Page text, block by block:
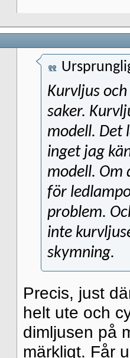
Kurvljus
saker.
modell. Det
inget jag
modell. Om
för
problem.
inte
skymning.
Precis, just
helt ute och
dimljusen på
märkligt. Får